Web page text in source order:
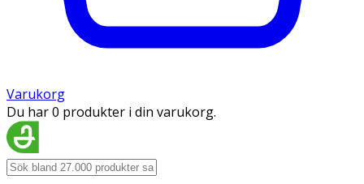
Varukorg
Du har 0 produkter i din varukorg.